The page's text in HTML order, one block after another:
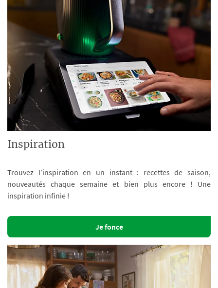
Inspiration
Trouvez l’inspiration en un instant : recettes de saison,
nouveautés chaque semaine et bien plus encore ! Une
inspiration infinie !
Je fonce